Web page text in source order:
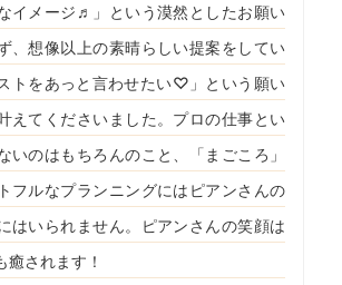
イメージ♬」という漠然としたお願い
、想像以上の素晴らしい提案をしてい
トをあっと言わせたい♡」という願い
えてくださいました。プロの仕事とい
いのはもちろんのこと、「まごころ」
フルなプランニングにはピアンさんの
はいられません。ピアンさんの笑顔は
癒されます！